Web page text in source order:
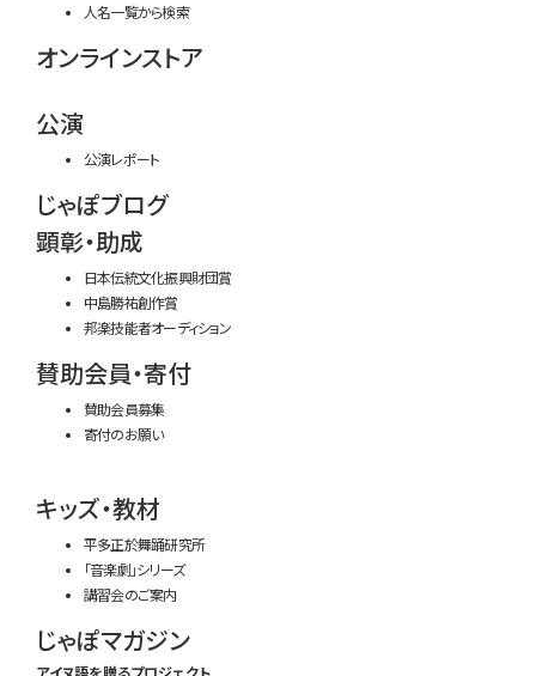
人名一覧から検索
オンラインストア
公演
公演レポート
じゃぽブログ
顕彰・助成
日本伝統文化振興財団賞
中島勝祐創作賞
邦楽技能者オーディション
賛助会員・寄付
賛助会員募集
寄付のお願い
キッズ・教材
平多正於舞踊研究所
「音楽劇」シリーズ
講習会のご案内
じゃぽマガジン